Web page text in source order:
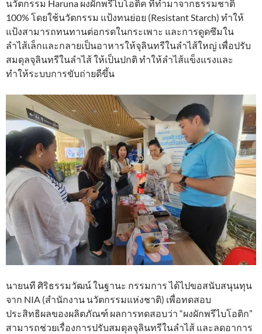
นวัตกรรม Haruna ผงผักพรีไบโอติค ที่ทำมาจากธรรมชาติ
100% โดยใช้นวัตกรรม แป้งทนย่อย (Resistant Starch) ทำให้
แป้งสามารถทนทานต่อกรดในกระเพาะ และการดูดซึมใน
ลำไส้เล็กและกลายเป็นอาหารให้จุลินทรีในลำไส้ใหญ่ เพื่อปรับ
สมดุลจุลินทรีในลำไส้ ให้เป็นปกติ ทำให้ลำไส้แข็งแรงและ
ทำให้ระบบการขับถ่ายดีขึ้น
นายนที ศิริธรรมวัฒน์ ในฐานะ กรรมการ ได้ไปขอสนับสนุนทุน
จาก NIA (สำนักงาน นวัตกรรมแห่งชาติ) เพื่อทดสอบ
ประสิทธิผลของผลิตภัณฑ์ ผลการทดสอบว่า “ผงผักพรีไบโอติก”
สามารถช่วยเรื่องการปรับสมดุลจุลินทรีในลำไส้ และลดอาการ